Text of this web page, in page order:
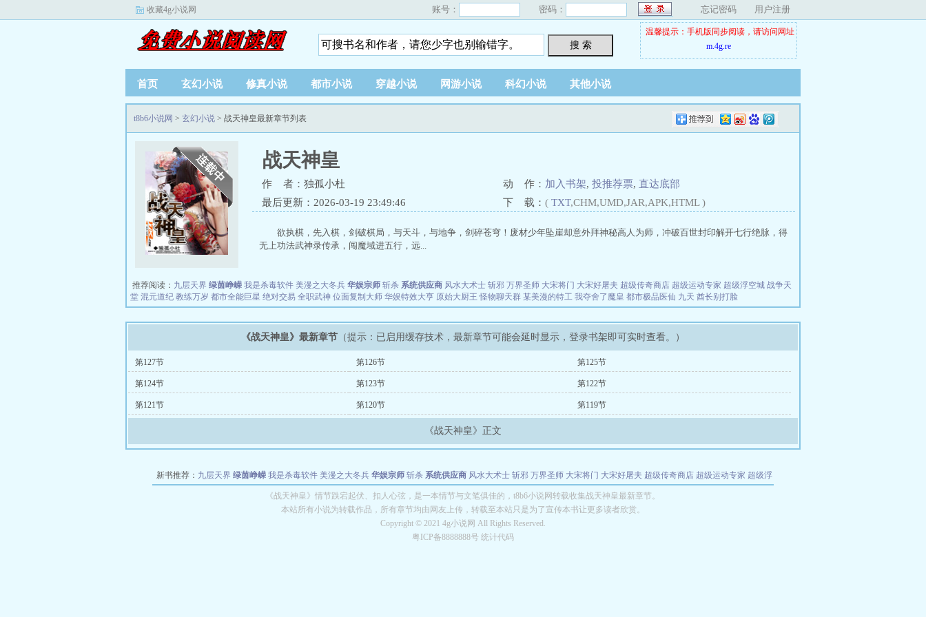
收藏4g小说网 账号： 密码： 忘记密码 用户注册
搜 索
温馨提示：手机版同步阅读，请访问网址
m.4g.re
首页 玄幻小说 修真小说 都市小说 穿越小说 网游小说 科幻小说 其他小说
t8b6小说网 > 玄幻小说 > 战天神皇最新章节列表
战天神皇
作 者：独孤小杜 动 作： 加入书架, 投推荐票, 直达底部
最后更新：2026-03-19 23:49:46
下 载： ( TXT,CHM,UMD,JAR,APK,HTML )
欲执棋，先入棋，剑破棋局，与天斗，与地争，剑碎苍穹！废材少年坠崖却意外拜神秘高人为师，冲破百世封印解开七行绝脉，得
无上功法武神录传承，闯魔域进五行，远...
推荐阅读： 九层天界 绿茵峥嵘 我是杀毒软件 美漫之大冬兵 华娱宗师 斩杀 系统供应商 风水大术士 斩邪 万界圣师 大宋将门 大宋好屠夫 超级传奇商店 超级运动专家 超级浮空城 战争天
堂 混元道纪 教练万岁 都市全能巨星 绝对交易 全职武神 位面复制大师 华娱特效大亨 原始大厨王 怪物聊天群 某美漫的特工 我夺舍了魔皇 都市极品医仙 九天 酋长别打脸
《战天神皇》最新章节 （提示：已启用缓存技术，最新章节可能会延时显示，登录书架即可实时查看。）
第127节 第126节 第125节
第124节 第123节 第122节
第121节 第120节 第119节
《战天神皇》正文
新书推荐： 九层天界 绿茵峥嵘 我是杀毒软件 美漫之大冬兵 华娱宗师 斩杀 系统供应商 风水大术士 斩邪 万界圣师 大宋将门 大宋好屠夫 超级传奇商店 超级运动专家 超级浮
教练万岁 都市全能巨星 绝对交易 全职武神 位面复制大师 华娱特效大亨 原始大厨王 怪物聊天群 某美漫的特工 我夺舍了魔皇
长别打脸
《战天神皇》情节跌宕起伏、扣人心弦，是一本情节与文笔俱佳的，t8b6小说网转载收集战天神皇最新章节。
本站所有小说为转载作品，所有章节均由网友上传，转载至本站只是为了宣传本书让更多读者欣赏。
Copyright © 2021 4g小说网 All Rights Reserved.
粤ICP备8888888号 统计代码